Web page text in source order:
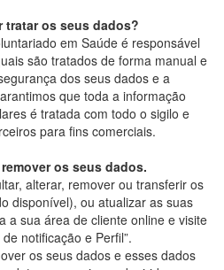
tratar os seus dados?
em Saúde é responsável
são tratados de forma manual e
dos seus dados e a
que toda a informação
é tratada com todo o sigilo e
para fins comerciais.
os seus dados.
alterar, remover ou transferir os
disponível), ou atualizar as suas
a sua área de cliente online e visite
notificação e Perfil”.
os seus dados e esses dados